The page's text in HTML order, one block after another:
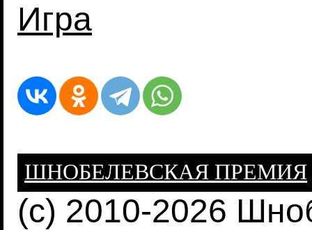
Игра
ШНОБЕЛЕВСКАЯ ПРЕМИЯ
(c) 2010-2026